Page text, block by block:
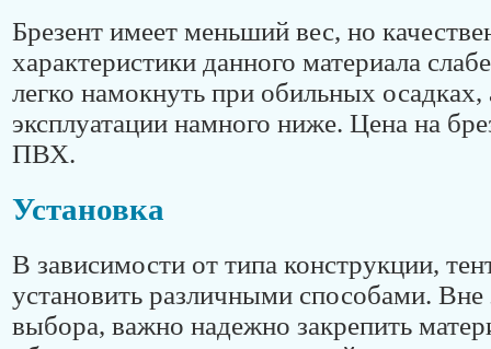
Брезент имеет меньший вес, но
характеристики данного материала
легко намокнуть при обильных осадках,
эксплуатации намного ниже. Цена на
ПВХ.
Установка
В зависимости от типа конструкции,
установить различными способами. Вне
выбора, важно надежно закрепить